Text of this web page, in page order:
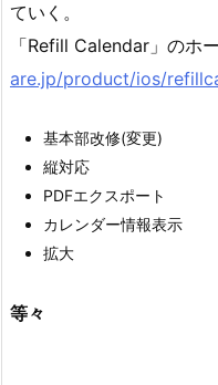
ていく。
「Refill Calendar」のホ
are.jp/product/ios/
基本部改修(変更)
縦対応
PDFエクスポート
カレンダー情報表示
拡大
等々